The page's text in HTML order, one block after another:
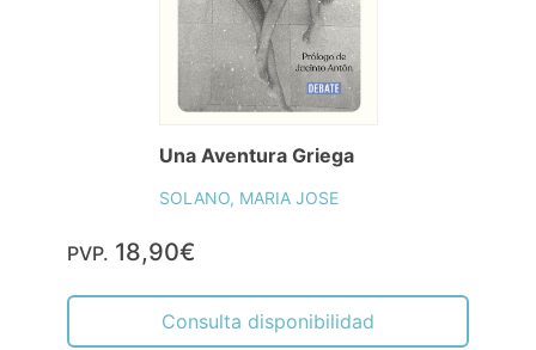
Una Aventura Griega
SOLANO, MARIA JOSE
PVP. 18,90€
Consulta disponibilidad